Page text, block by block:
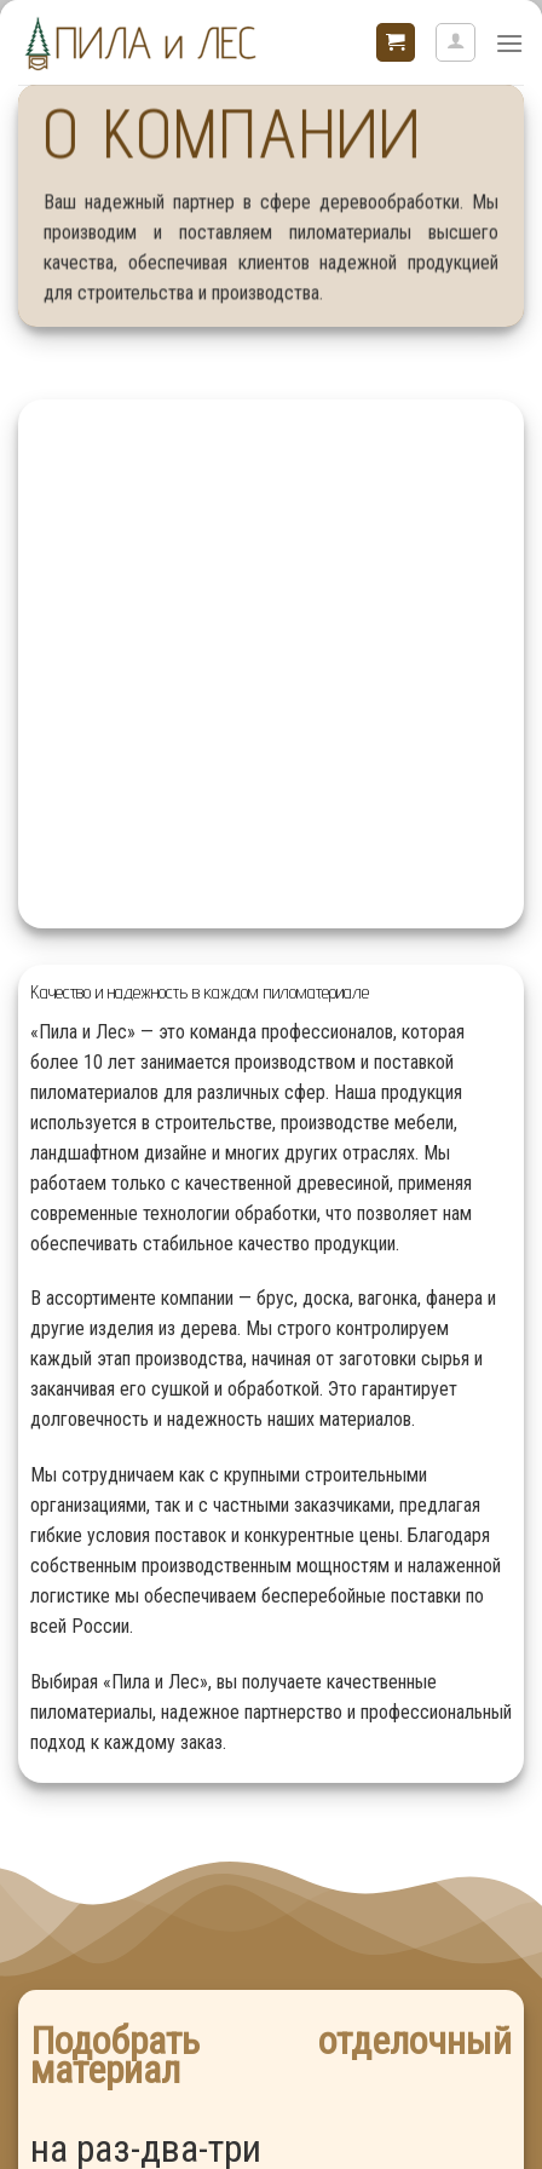
Skip
content
О КОМПАНИИ
Ваш надежный партнер в сфере деревообработки. Мы
производим и поставляем пиломатериалы высшего
качества, обеспечивая клиентов надежной продукцией
для строительства и производства.
Качество и надежность в каждом пиломатериале
«Пила и Лес» — это команда профессионалов, которая
более 10 лет занимается производством и поставкой
пиломатериалов для различных сфер. Наша продукция
используется в строительстве, производстве мебели,
ландшафтном дизайне и многих других отраслях. Мы
работаем только с качественной древесиной, применяя
современные технологии обработки, что позволяет нам
обеспечивать стабильное качество продукции.
В ассортименте компании — брус, доска, вагонка, фанера и
другие изделия из дерева. Мы строго контролируем
каждый этап производства, начиная от заготовки сырья и
заканчивая его сушкой и обработкой. Это гарантирует
долговечность и надежность наших материалов.
Мы сотрудничаем как с крупными строительными
организациями, так и с частными заказчиками, предлагая
гибкие условия поставок и конкурентные цены. Благодаря
собственным производственным мощностям и налаженной
логистике мы обеспечиваем бесперебойные поставки по
всей России.
Выбирая «Пила и Лес», вы получаете качественные
пиломатериалы, надежное партнерство и профессиональный
подход к каждому заказ.
Подобрать отделочный
материал
на раз-два-три